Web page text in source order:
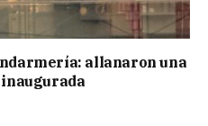
allanaron una